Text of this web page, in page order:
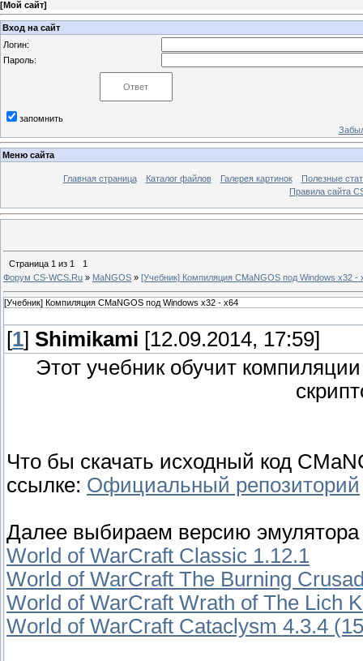
[Мой сайт]
Вход на сайт
Логин:
Пароль:
запомнить
Меню сайта
Главная страница Каталог файлов Галерея картинок
Полезные
Правила сайта
Страница 1 из 1
1
Форум CS-WCS.Ru » MaNGOS » [Учебник] Компиляция CMaNGOS под Windows x32 -
[Учебник] Компиляция CMaNGOS под Windows x32 - x64
[1] Shimikami [12.09.2014, 17:59]
Этот учебник обучит
Что бы скачать исходный код
ссылке: Официальный репозиторий
Далее выбираем версию
World of WarCraft Classic 1.12.1
World of WarCraft The Burning
World of WarCraft Wrath of The Lich
World of WarCraft Cataclysm 4.3.4